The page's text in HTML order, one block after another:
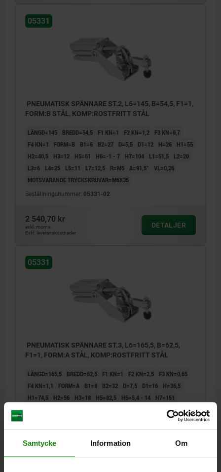
Samtycke Information Om
05331
PNEUMATISK SPÄNNARE ST.2, L6=145, B=54,5, F1=1,
FORM:B STÅL, KOMP:ROSTFRITT STÅL
LÄNGD=145 BREDD=54,5 F1 KN=1 F2 KN=1,2
F3 KN=0,7
F4 KN=1
FORM=B B1=6 B2=27 D=5,5 D1=12 H=26
H1=55
H2=40,5
H3=12 H5=61 H6=-1 - 7 H7=104 L1=51,5
L2=20
L3=6
L4=25 L5=11 L7=12,5 R=M5 Α=91,5°
VL=0,26
MOTSVARANDE TRYCKSKRUVAR=M6X35
Beställningsnummer: 05331-02
2 540,70 kr
exkl. moms
Exkl. leveranskostnader
DETALJER
05331
PNEUMATISK SPÄNNARE ST.3, L6=165,5, B=62,5,
F1=1, FORM:A STÅL, KOMP:ROSTFRITT STÅL
LÄNGD=165,5 BREDD=62,5 F1 KN=1 F2 KN=2,5
F3 KN=0,65
F4 KN=1,1
FORM=A B1=8 B2=32 D=7,5 D1=16
H=36,5
H1=74,5
H2=56 H3=18 H5=82,5 H6=5,4 - 14
H7=151
Α=90°
2 728,63 kr